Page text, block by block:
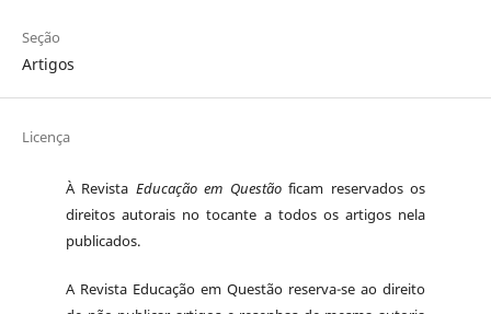
Seção
Artigos
Licença
À Revista Educação em Questãoficam reservados os
direitos autorais no tocante a todos os artigos nela
publicados.
A Revista Educação em Questão reserva-se ao direito